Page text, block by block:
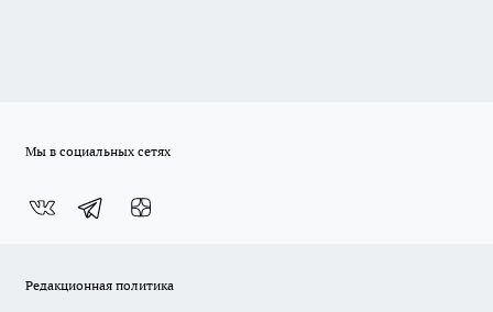
Мы в социальных сетях
Редакционная политика